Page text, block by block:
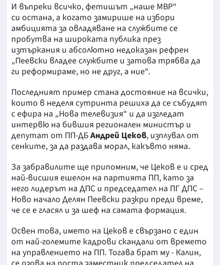
И въпреки всичко, фетишът „наше МВР“
си остана, а когато замирише на избори
амбицията за овладяване на службите се
пробутва на широката публика през
изтъркания и абсолютно недоказан рефрен
„Пеевски владее службите и затова трябва да
ги реформираме, но не друг, а ние“.
Последният пример стана достояние на всички,
които в неделя сутринта решиха да се събудят
с ефира на „Нова телевизия“ и да изгледат
интервю на бившия регионален министър и
депутат от ПП-ДБАндрей Цеков, изплувал от
сенките, за да раздава морал, какъвто няма.
За забравилите ще припомним, че Цеков е и сред
най-висшия ешелон на партията ПП, като за
него лидерът на ДПС и председател на ПГ ДПС –
Ново начало Делян Пеевски разкри преди време,
че се е гласял и за шеф на самата формация.
Освен това, името на Цеков е свързано с един
от най-големите кадрови скандали от времето
на управлението на ПП. Тогава брат му - Калин,